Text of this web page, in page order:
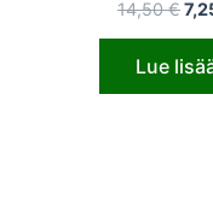
14,50€
Lue